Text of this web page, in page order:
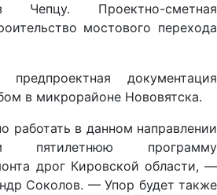
Чепцу. Проектно-сметная
мостового перехода
документация
в микрорайоне Нововятска.
работать в данном направлении
пятилетнюю программу
дрог Кировской области, —
Соколов. — Упор будет также